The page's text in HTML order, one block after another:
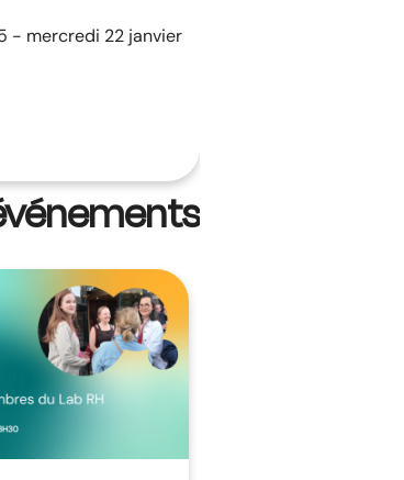
- mercredi 22 janvier